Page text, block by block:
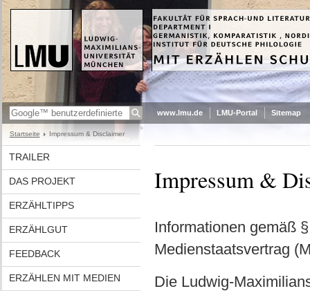
www.lmu.de LMU-Portal Sitemap
Startseite Impressum & Disclaimer
TRAILER
DAS PROJEKT
ERZÄHLTIPPS
ERZÄHLGUT
FEEDBACK
ERZÄHLEN MIT MEDIEN
Impressum &
Informationen gemäß
Medienstaatsvertrag
Die Ludwig-